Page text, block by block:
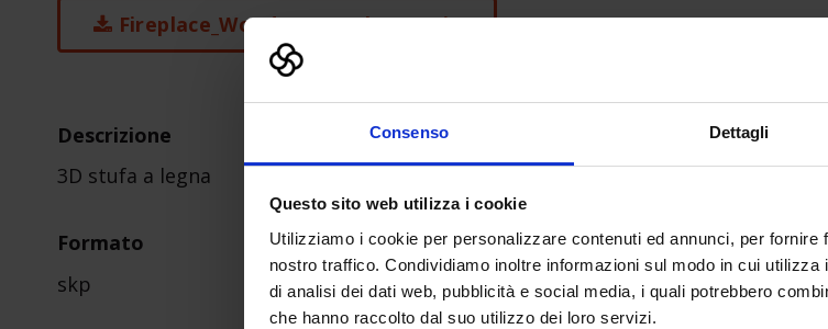
Consenso Dettagli
Questo sito web utilizza i cookie
Utilizziamo i cookie per personalizzare contenuti ed annunci, per
nostro traffico. Condividiamo inoltre informazioni sul modo in cui
di analisi dei dati web, pubblicità e social media, i quali potrebbero
che hanno raccolto dal suo utilizzo dei loro servizi.
Fireplace_Wood-Stove_Floor-1.zip
Descrizione
3D stufa a legna
Formato
skp